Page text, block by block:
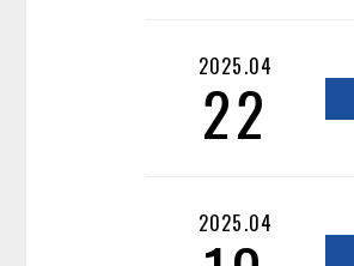
2025.04
22
2025.04